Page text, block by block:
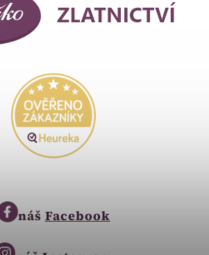
náš Facebook